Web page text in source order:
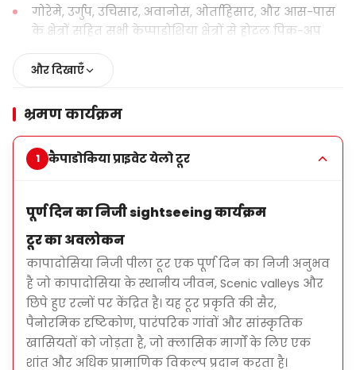
गोरेमे, उर्गुप, उचिसार, अवानोस, ओर्ताहिसार, और आस-पास
के क्षेत्रों सहित सभी केप्पाडोशिया क्षेत्रों से होटल पिक-अप
निजी, एयर-कंडीशंड वाहन
अतिथि की पसंद के आधार पर लचीला प्रस्थान समय
मुख्य मुख्य आकर्षण
उचिसार किला (पैनोरमिक दृष्टि)
केप्पाडोशिया के सबसे ऊंचे बिंदु पर फोटो स्टॉप के साथ
पिजन वैली
धरोहरों में गड़ी हुए पिज़्ज़ा के घरों के साथ घाटी में छोटा सा
चलना।
लव वैली
अद्वितीय और प्रतीकात्मक चट्टानों के आकृतियों के बीच सरल
चलना।
चवुशिन गांव
और दिखाएँ
भ्रमण कार्यक्रम
कैपाडोकिया प्राइवेट येलो टूर
पूर्ण दिन का निजी sightseeing कार्यक्रम
टूर का अवलोकन
कापादोसिया निजी पीला टूर एक पूर्ण दिन का निजी अनुभव
है जो कापादोसिया के स्थानीय जीवन, Scenic valleys और
छिपे हुए रत्नों पर केंद्रित है। यह टूर प्रकृति की सैर,
पैनोरमिक दृष्टिकोण, पारंपरिक गांवों और सांस्कृतिक
खासियतों को जोड़ता है, जो क्लासिक मार्गों के लिए एक
शांत और अधिक प्रामाणिक विकल्प प्रदान करता है।